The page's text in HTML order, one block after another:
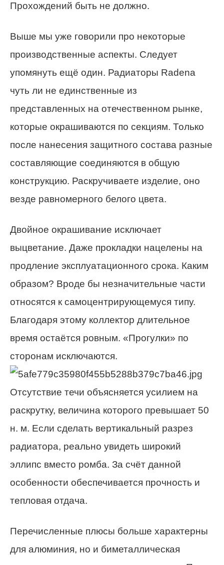
Прохождений быть не должно.
Выше мы уже говорили про некоторые
производственные аспекты. Следует
упомянуть ещё один. Радиаторы Radena
чуть ли не единственные из
представленных на отечественном рынке,
которые окрашиваются по секциям. Только
после нанесения защитного состава разные
составляющие соединяются в общую
конструкцию. Раскручиваете изделие, оно
везде равномерного белого цвета.
Двойное окрашивание исключает
выцветание. Даже прокладки нацелены на
продление эксплуатационного срока. Каким
образом? Вроде бы незначительные части
относятся к самоцентрирующемуся типу.
Благодаря этому коллектор длительное
время остаётся ровным. «Прогулки» по
сторонам исключаются.
Отсутствие течи объясняется усилием на
раскрутку, величина которого превышает 50
н. м. Если сделать вертикальный разрез
радиатора, реально увидеть широкий
эллипс вместо ромба. За счёт данной
особенности обеспечивается прочность и
тепловая отдача.
Перечисленные плюсы больше характерны
для алюминия, но и биметаллическая